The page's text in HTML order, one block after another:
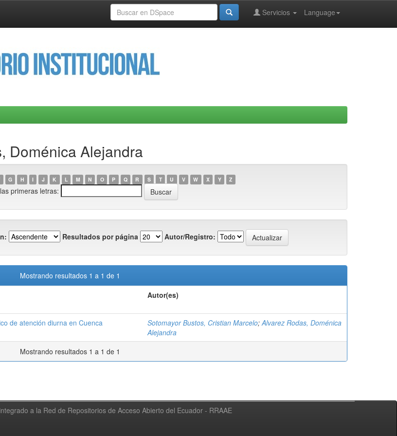
Language
Servicios
Doménica Alejandra
G H I J K L M N O P Q R S T U V W X Y Z
primeras letras:
Resultados por página Autor/Registro:
Mostrando resultados 1 a 1 de 1
Autor(es)
de atención diurna en Cuenca Sotomayor Bustos, Cristian Marcelo;Alvarez Rodas, Doménica
Alejandra
Mostrando resultados 1 a 1 de 1
a la Red de Repositorios de Acceso Abierto del Ecuador - RRAAE